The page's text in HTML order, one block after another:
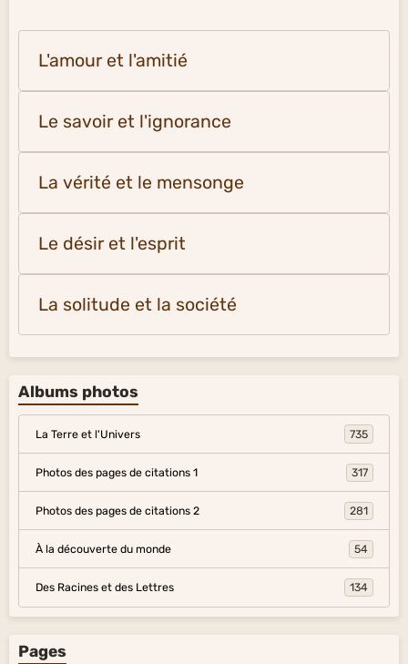
L'amour et l'amitié
Le savoir et l'ignorance
La vérité et le mensonge
Le désir et l'esprit
La solitude et la société
Albums photos
La Terre et l'Univers 735
Photos des pages de citations 1 317
Photos des pages de citations 2 281
À la découverte du monde 54
Des Racines et des Lettres 134
Pages